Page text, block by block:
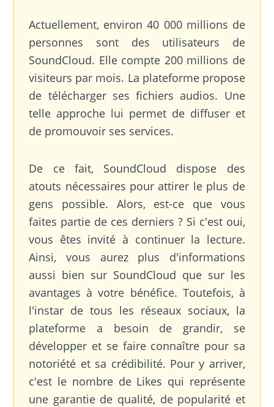
Actuellement, environ 40 000 millions de
personnes sont des utilisateurs de
SoundCloud. Elle compte 200 millions de
visiteurs par mois. La plateforme propose
de télécharger ses fichiers audios. Une
telle approche lui permet de diffuser et
de promouvoir ses services.
De ce fait, SoundCloud dispose des
atouts nécessaires pour attirer le plus de
gens possible. Alors, est-ce que vous
faites partie de ces derniers ? Si c'est oui,
vous êtes invité à continuer la lecture.
Ainsi, vous aurez plus d'informations
aussi bien sur SoundCloud que sur les
avantages à votre bénéfice. Toutefois, à
l'instar de tous les réseaux sociaux, la
plateforme a besoin de grandir, se
développer et se faire connaître pour sa
notoriété et sa crédibilité. Pour y arriver,
c'est le nombre de Likes qui représente
une garantie de qualité, de popularité et